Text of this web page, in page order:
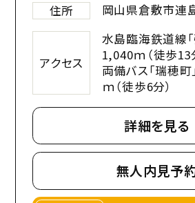
住所 岡山県倉敷市連
アクセス
水島臨海鉄道線
1,040ｍ（徒歩13
両備バス「瑞穂
ｍ（徒歩6分）
詳細を見る
無人内見予